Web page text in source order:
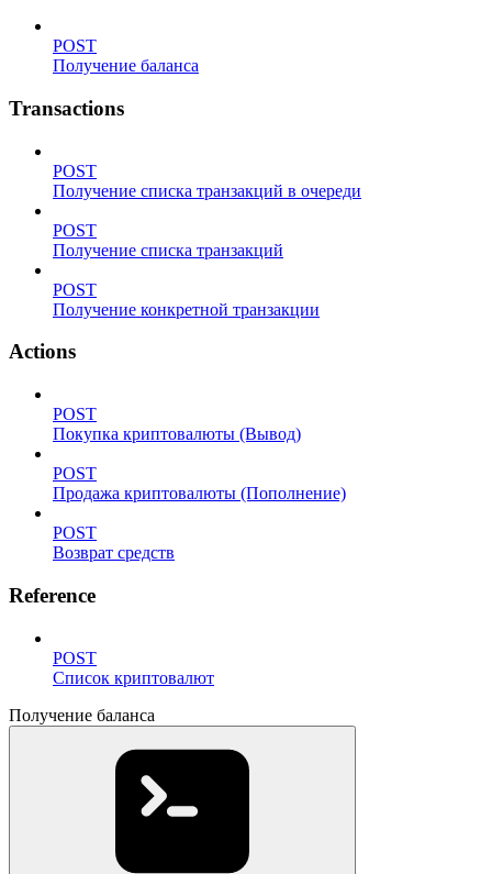
POST
Получение баланса
Transactions
POST
Получение списка транзакций в очереди
POST
Получение списка транзакций
POST
Получение конкретной транзакции
Actions
POST
Покупка криптовалюты (Вывод)
POST
Продажа криптовалюты (Пополнение)
POST
Возврат средств
Reference
POST
Список криптовалют
Получение баланса